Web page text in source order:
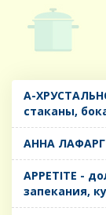
A-
стаканы,
AHHA
APPETITE -
запекания,